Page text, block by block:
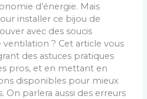
d’énergie. Mais
installer ce bijou de
avec des soucis
? Cet article vous
des astuces pratiques
pros, et en mettant en
disponibles pour mieux
On parlera aussi des erreurs